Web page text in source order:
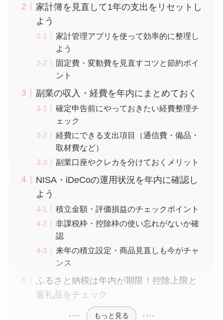
家計簿を見直して1年の支出をリセットし
よう
家計管理アプリを使って効率的に整理し
よう
固定費・変動費を見直すコツと節約ポイ
ント
副業の収入・経費を年内にまとめておく
確定申告前にやっておきたい経費整理チ
ェック
経費にできる支出項目（通信費・備品・
取材費など）
副業口座やクレカを分けておくメリット
NISA・iDeCoの運用状況を年内に確認し
よう
積立金額・評価損益のチェックポイント
非課税枠・控除枠の使い忘れがないか確
認
来年の積立設定・商品見直しも今がチャ
ンス
ふるさと納税は年内が期限！控除上限と
返礼品をチェック
もっと見る